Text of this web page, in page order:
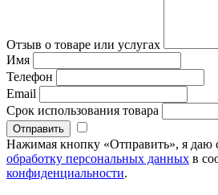
Отзыв о товаре или услугах
Имя
Телефон
Email
Срок использования товара
Нажимая кнопку «Отправить», я даю
обработку персональных данных в
конфиденциальности.